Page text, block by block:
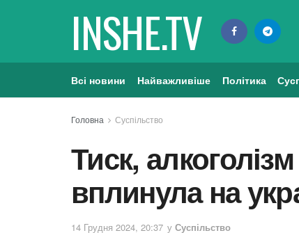
INSHE.TV
Всі новини Найважливіше Політика
Головна Суспільство
Тиск,
вплинула на
14 Грудня 2024, 20:37 у Суспільство